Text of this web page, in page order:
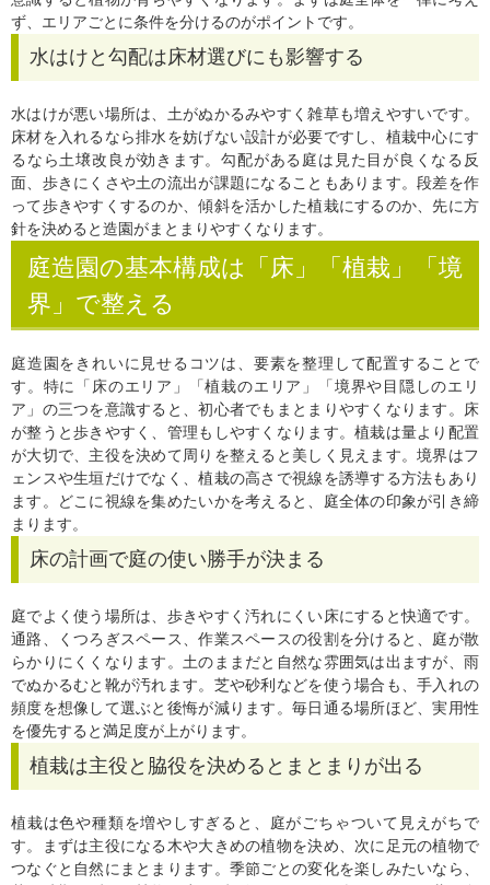
ず、エリアごとに条件を分けるのがポイントです。
水はけと勾配は床材選びにも影響する
水はけが悪い場所は、土がぬかるみやすく雑草も増えやすいです。
床材を入れるなら排水を妨げない設計が必要ですし、植栽中心にす
るなら土壌改良が効きます。勾配がある庭は見た目が良くなる反
面、歩きにくさや土の流出が課題になることもあります。段差を作
って歩きやすくするのか、傾斜を活かした植栽にするのか、先に方
針を決めると造園がまとまりやすくなります。
庭造園の基本構成は「床」「植栽」「境
界」で整える
庭造園をきれいに見せるコツは、要素を整理して配置することで
す。特に「床のエリア」「植栽のエリア」「境界や目隠しのエリ
ア」の三つを意識すると、初心者でもまとまりやすくなります。床
が整うと歩きやすく、管理もしやすくなります。植栽は量より配置
が大切で、主役を決めて周りを整えると美しく見えます。境界はフ
ェンスや生垣だけでなく、植栽の高さで視線を誘導する方法もあり
ます。どこに視線を集めたいかを考えると、庭全体の印象が引き締
まります。
床の計画で庭の使い勝手が決まる
庭でよく使う場所は、歩きやすく汚れにくい床にすると快適です。
通路、くつろぎスペース、作業スペースの役割を分けると、庭が散
らかりにくくなります。土のままだと自然な雰囲気は出ますが、雨
でぬかるむと靴が汚れます。芝や砂利などを使う場合も、手入れの
頻度を想像して選ぶと後悔が減ります。毎日通る場所ほど、実用性
を優先すると満足度が上がります。
植栽は主役と脇役を決めるとまとまりが出る
植栽は色や種類を増やしすぎると、庭がごちゃついて見えがちで
す。まずは主役になる木や大きめの植物を決め、次に足元の植物で
つなぐと自然にまとまります。季節ごとの変化を楽しみたいなら、